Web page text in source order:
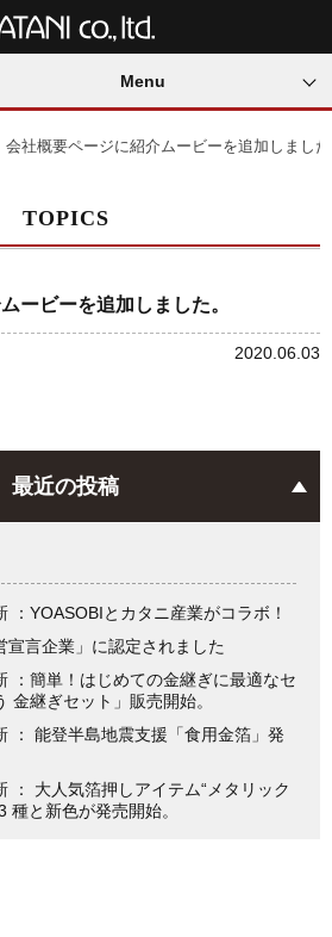
Menu
会社概要ページに紹介ムービーを追加しまし
TOPICS
最近の投稿
：YOASOBIとカタニ産業がコラボ！
宣言企業」に認定されました
：簡単！はじめての金継ぎに最適なセ
金継ぎセット」販売開始。
： 能登半島地震支援「食用金箔」発
： 大人気箔押しアイテム“メタリック
種と新色が発売開始。
ービーを追加しました。
2020.06.03